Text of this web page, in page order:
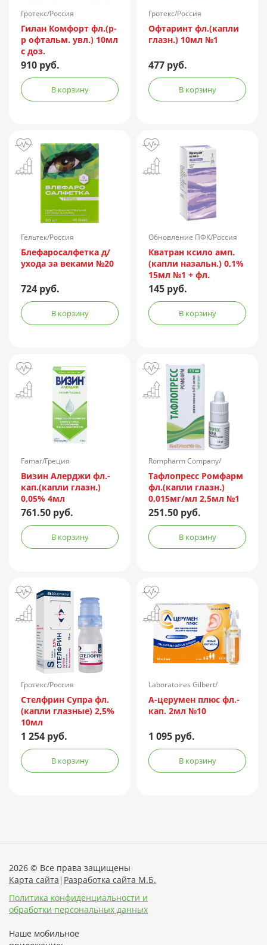
Гротекс/Россия
Гилан Комфорт фл.(р-
р офтальм. увл.) 10мл
с доз.
910 руб.
В корзину
Гротекс/Россия
Офтаринт фл.(капли
глазн.) 10мл №1
477 руб.
В корзину
Гельтек/Россия
Блефаросалфетка д/
ухода за веками №20
724 руб.
В корзину
Обновление ПФК/Россия
Кватран ксило амп.
(капли назальн.) 0,1%
15мл №1 + фл.
145 руб.
В корзину
Famar/Греция
Визин Алерджи фл.-
кап.(капли глазн.)
0,05% 4мл
761.50 руб.
В корзину
Rompharm Company/
Румыния
Тафлопресс Ромфарм
фл.(капли глазн.)
0,015мг/мл 2,5мл №1
пач.карт.
251.50 руб.
В корзину
Гротекс/Россия
Стелфрин Супра фл.
(капли глазные) 2,5%
10мл
1 254 руб.
В корзину
Laboratoires Gilbert/
Франция
А-церумен плюс фл.-
кап. 2мл №10
1 095 руб.
В корзину
2026 © Все права защищены
Карта сайта | Разработка сайта М.Б.
Политика конфиденциальности и
обработки персональных данных
Наше мобильное